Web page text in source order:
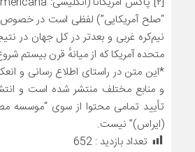
“صلح آمریکایی”) لفظی است در
نیم‌کره غربی و بعدتر در کل جهان در
متحده آمریکا که از میانهٔ قرن بیستم
*این متن در راستای اطلاع رسانی و
و منابع مختلف منتشر شده است و
تأیید تمامی محتوا از سوی “موسسه
(ایراس)” نیست.
تعداد بازدید : 652